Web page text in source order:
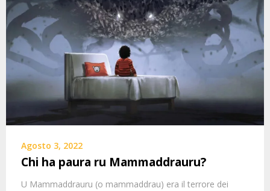
Agosto 3, 2022
Chi ha paura ru Mammaddrauru?
U Mammaddrauru (o mammaddrau) era il terrore dei